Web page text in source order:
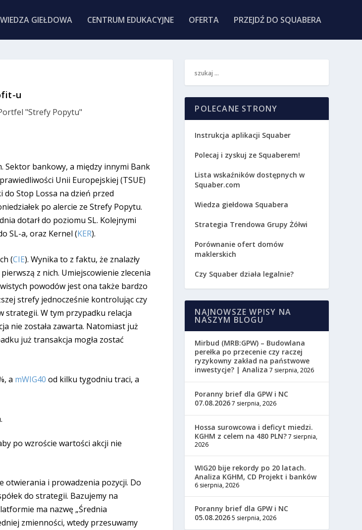
WIEDZA GIEŁDOWA CENTRUM EDUKACYJNE OFERTA PRZEJDŹ DO SQUABERA
u
"Strefy Popytu"
Sektor bankowy, a między innymi Bank
Unii Europejskiej (TSUE)
do Stop Lossa na dzień przed
po alercie ze Strefy Popytu.
dotarł do poziomu SL. Kolejnymi
SL-a, oraz Kernel (KER).
(CIE). Wynika to z faktu, że znalazły
z nich. Umiejscowienie zlecenia
powodów jest ona także bardzo
strefy jednocześnie kontrolując czy
strategii. W tym przypadku relacja
nie została zawarta. Natomiast już
już transakcja mogła zostać
a mWIG40 od kilku tygodniu traci, a
po wzroście wartości akcji nie
otwierania i prowadzenia pozycji. Do
do strategii. Bazujemy na
ma nazwę „Średnia
zmienności, wtedy przesuwamy
POLECANE STRONY
Instrukcja aplikacji Squaber
Polecaj i zyskuj ze Squaberem!
Lista wskaźników dostępnych w
Squaber.com
Wiedza giełdowa Squabera
Strategia Trendowa Grupy Żółwi
Porównanie ofert domów
maklerskich
Czy Squaber działa legalnie?
NAJNOWSZE WPISY NA
NASZYM BLOGU
Mirbud (MRB:GPW) – Budowlana
perełka po przecenie czy raczej
ryzykowny zakład na państwowe
inwestycje? | Analiza 7 sierpnia, 2026
Poranny brief dla GPW i NC
07.08.20267 sierpnia, 2026
Hossa surowcowa i deficyt miedzi.
KGHM z celem na 480 PLN?7 sierpnia,
2026
WIG20 bije rekordy po 20 latach.
Analiza KGHM, CD Projekt i banków
6 sierpnia, 2026
Poranny brief dla GPW i NC
05.08.20265 sierpnia, 2026